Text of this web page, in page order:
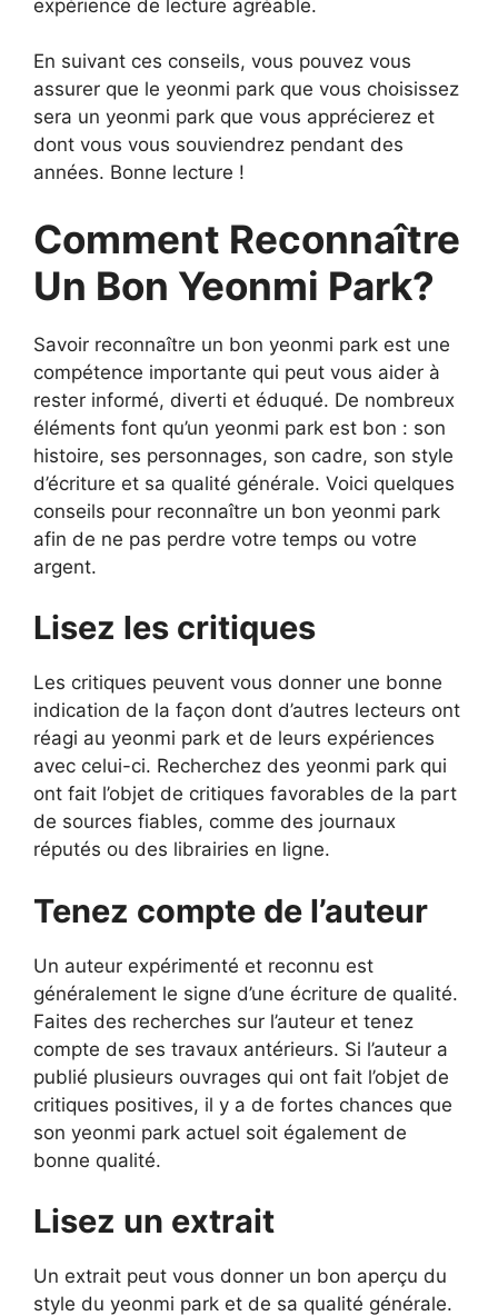
expérience de lecture agréable.
En suivant ces conseils, vous pouvez vous
assurer que le yeonmi park que vous choisissez
sera un yeonmi park que vous apprécierez et
dont vous vous souviendrez pendant des
années. Bonne lecture !
Comment Reconnaître
Un Bon Yeonmi Park?
Savoir reconnaître un bon yeonmi park est une
compétence importante qui peut vous aider à
rester informé, diverti et éduqué. De nombreux
éléments font qu’un yeonmi park est bon : son
histoire, ses personnages, son cadre, son style
d’écriture et sa qualité générale. Voici quelques
conseils pour reconnaître un bon yeonmi park
afin de ne pas perdre votre temps ou votre
argent.
Lisez les critiques
Les critiques peuvent vous donner une bonne
indication de la façon dont d’autres lecteurs ont
réagi au yeonmi park et de leurs expériences
avec celui-ci. Recherchez des yeonmi park qui
ont fait l’objet de critiques favorables de la part
de sources fiables, comme des journaux
réputés ou des librairies en ligne.
Tenez compte de l’auteur
Un auteur expérimenté et reconnu est
généralement le signe d’une écriture de qualité.
Faites des recherches sur l’auteur et tenez
compte de ses travaux antérieurs. Si l’auteur a
publié plusieurs ouvrages qui ont fait l’objet de
critiques positives, il y a de fortes chances que
son yeonmi park actuel soit également de
bonne qualité.
Lisez un extrait
Un extrait peut vous donner un bon aperçu du
style du yeonmi park et de sa qualité générale.